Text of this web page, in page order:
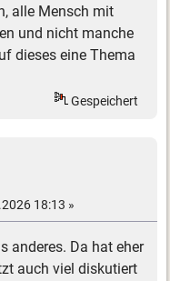
alle Mensch mit
und nicht manche
dieses eine Thema
Gespeichert
18:13 »
anderes. Da hat eher
auch viel diskutiert